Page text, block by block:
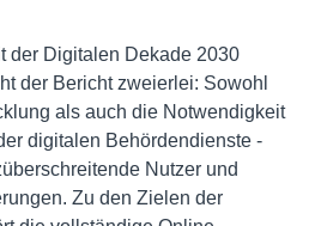
der Digitalen Dekade 2030
der Bericht zweierlei: Sowohl
als auch die Notwendigkeit
digitalen Behördendienste -
Nutzer und
Zu den Zielen der